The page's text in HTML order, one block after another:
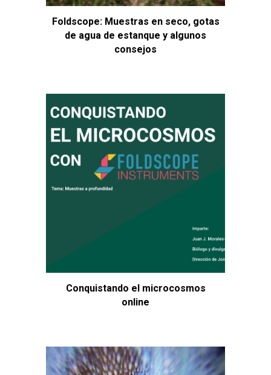
Foldscope: Muestras en seco, gotas
de agua de estanque y algunos
consejos
Conquistando el microcosmos
online